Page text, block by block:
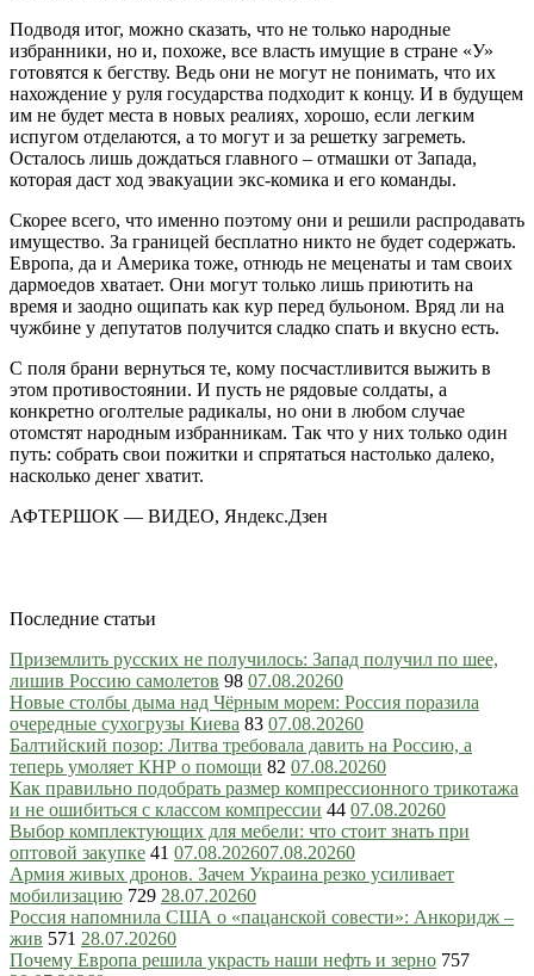
Подводя итог, можно сказать, что не только народные
избранники, но и, похоже, все власть имущие в стране «У»
готовятся к бегству. Ведь они не могут не понимать, что их
нахождение у руля государства подходит к концу. И в будущем
им не будет места в новых реалиях, хорошо, если легким
испугом отделаются, а то могут и за решетку загреметь.
Осталось лишь дождаться главного – отмашки от Запада,
которая даст ход эвакуации экс-комика и его команды.
Скорее всего, что именно поэтому они и решили распродавать
имущество. За границей бесплатно никто не будет содержать.
Европа, да и Америка тоже, отнюдь не меценаты и там своих
дармоедов хватает. Они могут только лишь приютить на
время и заодно ощипать как кур перед бульоном. Вряд ли на
чужбине у депутатов получится сладко спать и вкусно есть.
С поля брани вернуться те, кому посчастливится выжить в
этом противостоянии. И пусть не рядовые солдаты, а
конкретно оголтелые радикалы, но они в любом случае
отомстят народным избранникам. Так что у них только один
путь: собрать свои пожитки и спрятаться настолько далеко,
насколько денег хватит.
АФТЕРШОК — ВИДЕО, Яндекс.Дзен
Последние статьи
Приземлить русских не получилось: Запад получил по шее,
лишив Россию самолетов 98 07.08.20260
Новые столбы дыма над Чёрным морем: Россия поразила
очередные сухогрузы Киева 83 07.08.20260
Балтийский позор: Литва требовала давить на Россию, а
теперь умоляет КНР о помощи 82 07.08.20260
Как правильно подобрать размер компрессионного трикотажа
и не ошибиться с классом компрессии 44 07.08.20260
Выбор комплектующих для мебели: что стоит знать при
оптовой закупке 41 07.08.202607.08.20260
Армия живых дронов. Зачем Украина резко усиливает
мобилизацию 729 28.07.20260
Россия напомнила США о «пацанской совести»: Анкоридж –
жив 571 28.07.20260
Почему Европа решила украсть наши нефть и зерно 757